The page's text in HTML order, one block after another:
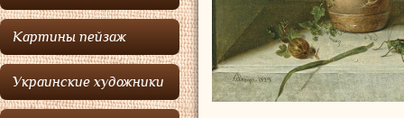
Картины пейзаж
Украинские художники